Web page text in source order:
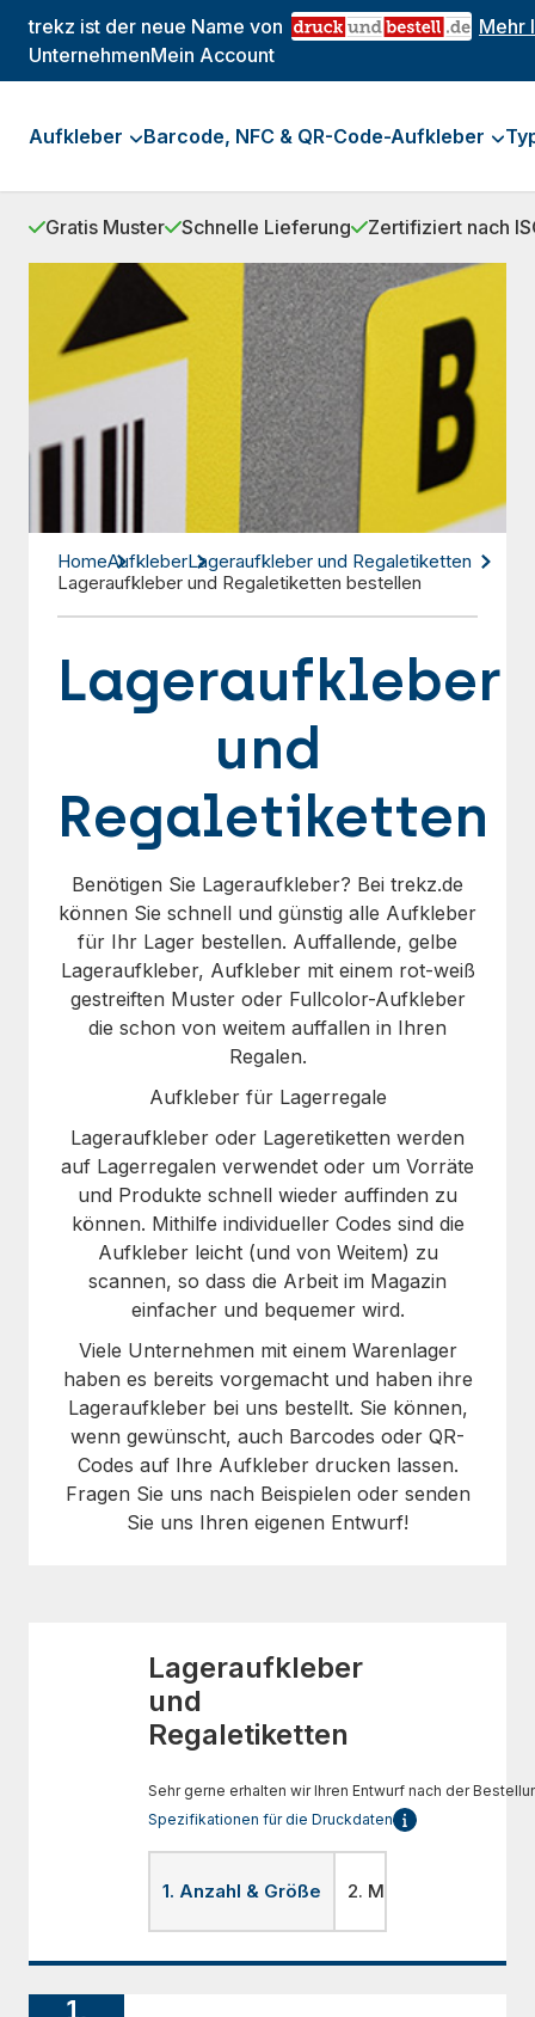
trekz ist der neue Name von
Mehr
UnternehmenMein Account
Aufkleber Barcode, NFC & QR-Code-Aufkleber
Gratis Muster Schnelle Lieferung Zertifiziert nach
HomeAufkleberLageraufkleber und Regaletiketten
Lageraufkleber und Regaletiketten bestellen
Lageraufkleber
und
Regaletiketten
Benötigen Sie Lageraufkleber? Bei trekz.de
können Sie schnell und günstig alle Aufkleber
für Ihr Lager bestellen. Auffallende, gelbe
Lageraufkleber, Aufkleber mit einem rot-weiß
gestreiften Muster oder Fullcolor-Aufkleber
die schon von weitem auffallen in Ihren
Regalen.
Aufkleber für Lagerregale
Lageraufkleber oder Lageretiketten werden
auf Lagerregalen verwendet oder um Vorräte
und Produkte schnell wieder auffinden zu
können. Mithilfe individueller Codes sind die
Aufkleber leicht (und von Weitem) zu
scannen, so dass die Arbeit im Magazin
einfacher und bequemer wird.
Viele Unternehmen mit einem Warenlager
haben es bereits vorgemacht und haben ihre
Lageraufkleber bei uns bestellt. Sie können,
wenn gewünscht, auch Barcodes oder QR-
Codes auf Ihre Aufkleber drucken lassen.
Fragen Sie uns nach Beispielen oder senden
Sie uns Ihren eigenen Entwurf!
Lageraufkleber
und
Regaletiketten
Sehr gerne erhalten wir Ihren Entwurf nach der
Spezifikationen für die Druckdaten
1. Anzahl & Größe 2. Material